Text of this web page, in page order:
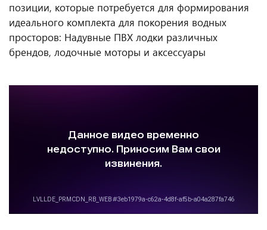
позиции, которые потребуется для формирования
идеального комплекта для покорения водных
просторов: Надувные ПВХ лодки различных
брендов, лодочные моторы и аксессуары